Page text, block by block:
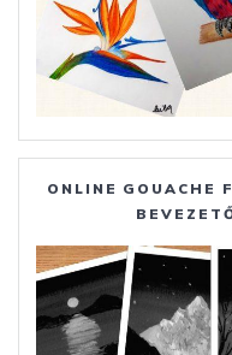
ONLINE GOUACHE